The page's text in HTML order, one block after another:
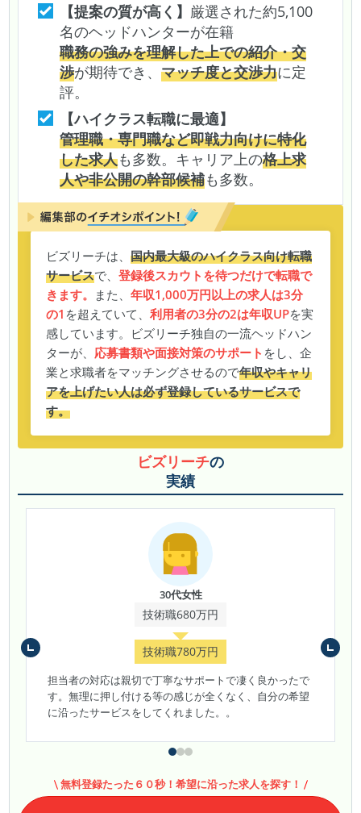
【提案の質が高く】 厳選された約5,100
名のヘッドハンターが在籍
職務の強みを理解した上での紹介・交
渉が期待でき、マッチ度と交渉力に定
評。
【ハイクラス転職に最適】
管理職・専門職など即戦力向けに特化
した求人も多数。キャリア上の格上求
人や非公開の幹部候補も多数。
ビズリーチは、国内最大級のハイクラス向け転職
サービスで、登録後スカウトを待つだけで転職で
きます。
また、年収1,000万円以上の求人は3分
の1 を超えていて、利用者の3分の2は年収UPを実
感しています。ビズリーチ独自の一流ヘッドハン
ターが、 応募書類や面接対策のサポート をし、企
業と求職者をマッチングさせるので年収やキャリ
アを上げたい人は必ず登録しているサービスで
す。
ビズリーチの
実績
30代女性
技術職680万円
技術職780万円
担当者の対応は親切で丁寧なサポートで凄く良かったで
す。無理に押し付ける等の感じが全くなく、自分の希望
に沿ったサービスをしてくれました。。
無料登録たった６０秒！希望に沿った求人を探す！